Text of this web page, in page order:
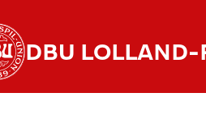
DBU LOLLAND-